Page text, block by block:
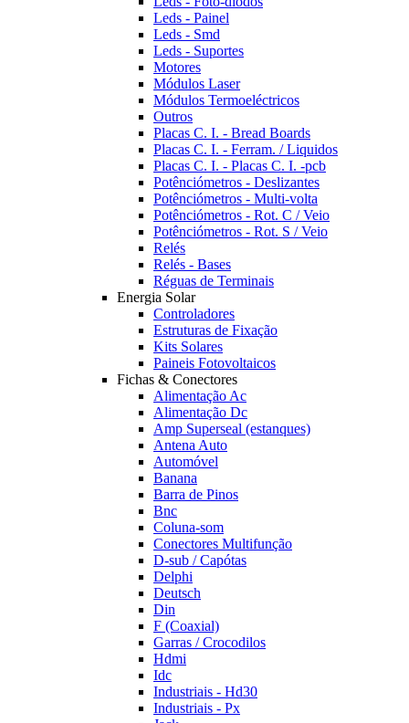
Leds - Painel
Leds - Smd
Leds - Suportes
Motores
Módulos Laser
Módulos Termoeléctricos
Outros
Placas C. I. - Bread Boards
Placas C. I. - Ferram. / Liquidos
Placas C. I. - Placas C. I. -pcb
Potênciómetros - Deslizantes
Potênciómetros - Multi-volta
Potênciómetros - Rot. C / Veio
Potênciómetros - Rot. S / Veio
Relés
Relés - Bases
Réguas de Terminais
Energia Solar
Controladores
Estruturas de Fixação
Kits Solares
Paineis Fotovoltaicos
Fichas & Conectores
Alimentação Ac
Alimentação Dc
Amp Superseal (estanques)
Antena Auto
Automóvel
Banana
Barra de Pinos
Bnc
Coluna-som
Conectores Multifunção
D-sub / Capótas
Delphi
Deutsch
Din
F (Coaxial)
Garras / Crocodilos
Hdmi
Idc
Industriais - Hd30
Industriais - Px